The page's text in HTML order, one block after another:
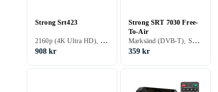
Strong Srt423
2160p (4K Ultra HD), Marksänd (DVB-T2)
908 kr
Strong SRT 7030 Free-
To-Air
Marksänd (DVB-T), Satellit (DVB-S), Satellit (DVB-S2)
359 kr